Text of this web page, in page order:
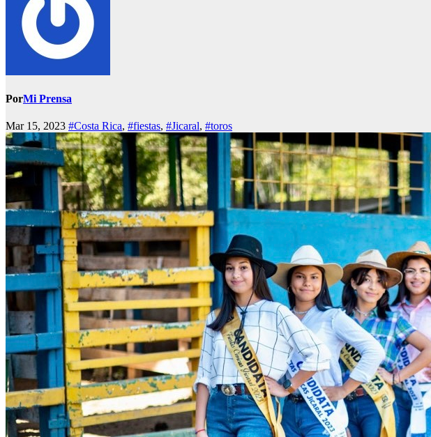
PorMi Prensa
Mar 15, 2023 #Costa Rica, #fiestas, #Jicaral, #toros